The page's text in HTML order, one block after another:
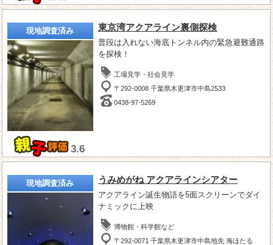
現地調査済み
3.6
東京湾アクアライン裏側探検
普段は入れない海底トンネル内の緊急避難通路
を探検！
工場見学・社会見学
〒292-0008 千葉県木更津市中島2533
0438-97-5269
現地調査済み うみめがね アクアラインシアター
アクアライン誕生物語を5面スクリーンでダイ
ナミックに上映
博物館・科学館など
〒292-0071 千葉県木更津市中島地先 海ほたる